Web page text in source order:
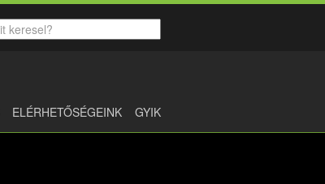
ELÉRHETŐSÉGEINK GYIK